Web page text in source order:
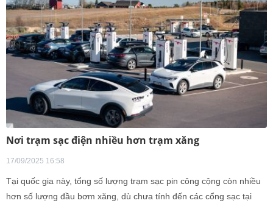
Nơi trạm sạc điện nhiều hơn trạm xăng
17/09/2025 16:58
Tại quốc gia này, tổng số lượng trạm sạc pin công cộng còn nhiều
hơn số lượng đầu bơm xăng, dù chưa tính đến các cổng sạc tại